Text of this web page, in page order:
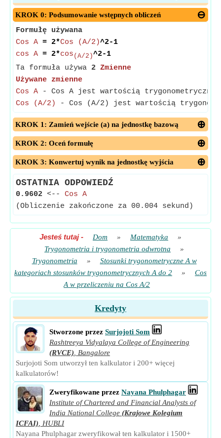
KROK 0: Podsumowanie wstępnych obliczeń
Formułę używana
Cos A = 2*Cos (A/2)^2-1
cos A = 2*cos (A/2)^2-1
Ta formuła używa 2 Zmienne
Używane zmienne
Cos A - Cos A jest wartością
Cos (A/2)
- Cos (A/2) jest wartością
KROK 1: Zamień wejście (a) na jednostkę bazową
KROK 2: Oceń formułę
KROK 3: Konwertuj wynik na jednostkę wyjścia
OSTATNIA ODPOWIEDŹ
0.9602 <-- Cos A
(Obliczenie zakończone za 00.004 sekund)
Jesteś tutaj- Dom » Matematyka
»
Trygonometria i trygonometria odwrotna
»
Trygonometria
»
Stosunki trygonometryczne A w
kategoriach stosunków trygonometrycznych A do 2
»
Cos
A w przeliczeniu na Cos A/2
Kredyty
Stworzone przez Surjojoti Som
Rashtreeya Vidyalaya College of Engineering
(RVCE)
Bangalore
Surjojoti Som utworzył ten kalkulator i 200+ więcej
kalkulatorów!
Zweryfikowane przez Nayana Phulphagar
Institute of Chartered and Financial Analysts of
India National College (Krajowe Kolegium
ICFAI)
HUBLI
Nayana Phulphagar zweryfikował ten kalkulator i 1500+